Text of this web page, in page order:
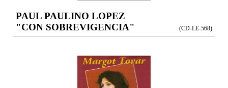
PAUL PAULINO LOPEZ
"CON SOBREVIGENCIA"
(CD-LE-568)